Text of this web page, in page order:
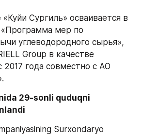
Сургиль» осваивается в
мер по
углеводородного сырья»,
Group в качестве
2017 года совместно с АО
29-sonli quduqni
Surxondaryo